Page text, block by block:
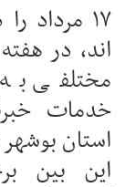
۱۷ مرداد
اند، در
مختلفی
خدمات
استان
این بین